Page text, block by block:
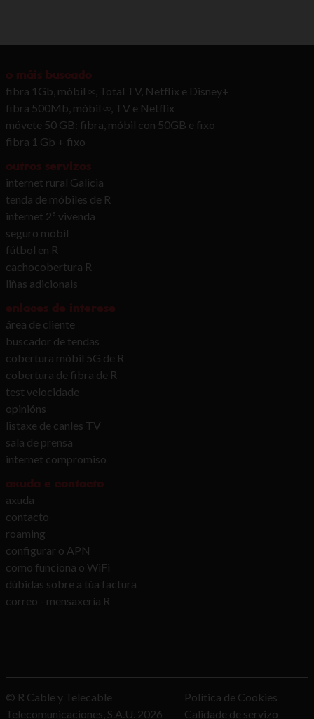
o máis buscado
fibra 1Gb, móbil ∞, Total TV, Netflix e Disney+
fibra 500Mb, móbil ∞, TV e Netflix
móvete 50 GB: fibra, móbil con 50GB e fixo
fibra 1 Gb + fixo
outros servizos
internet rural Galicia
tenda de móbiles de R
internet 2ª vivenda
seguro móbil
fútbol en R
cachocobertura R
liñas adicionais
enlaces de interese
área de cliente
buscador de tendas
cobertura móbil 5G de R
cobertura de fibra de R
test velocidade
opinións
listaxe de canles TV
sala de prensa
internet compromiso
axuda e contacto
axuda
contacto
roaming
configurar o APN
como funciona o WiFi
dúbidas sobre a túa factura
correo - mensaxería R
© R Cable y Telecable
Telecomunicaciones, S.A.U. 2026
Política de Cookies
Calidade de servizo